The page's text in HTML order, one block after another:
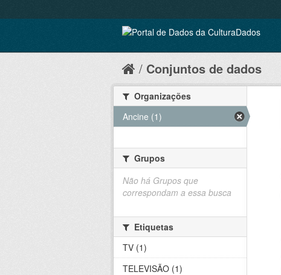
Conjuntos de dados
Organizações
Ancine (1)
Grupos
Não há Grupos que
correspondam a essa busca
Etiquetas
TV (1)
TELEVISÃO (1)